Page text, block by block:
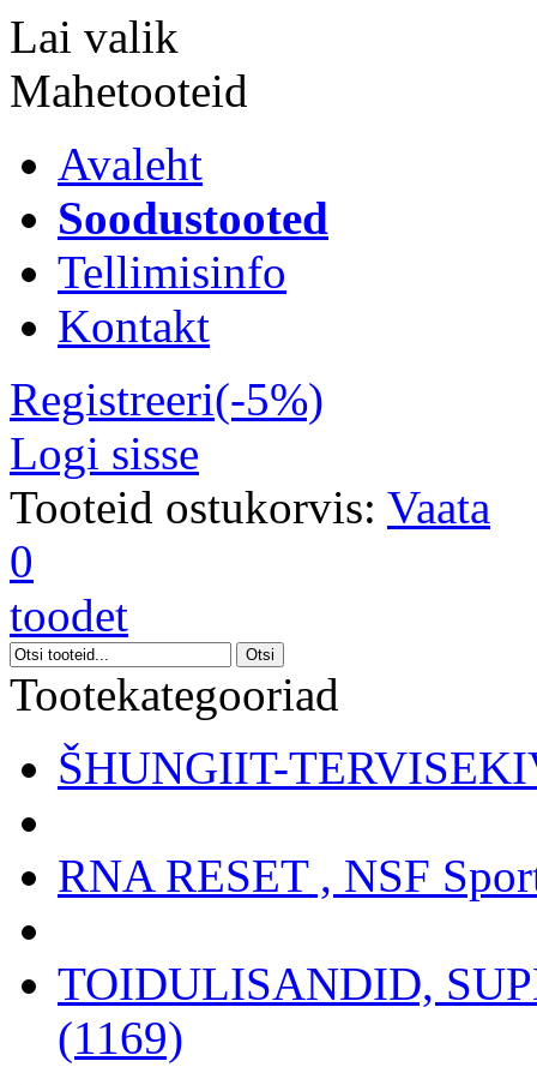
Lai valik
Mahetooteid
Avaleht
Soodustooted
Tellimisinfo
Kontakt
Registreeri(-5%)
Logi sisse
Tooteid ostukorvis: Vaata
0
toodet
Tootekategooriad
ŠHUNGIIT-
RNA RESET , NSF
TOIDULISANDID,
(1169)